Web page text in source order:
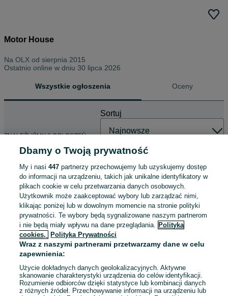
Motor House
Na OLX od sierpnia 2015
Ostatnio online w dniu 30 lipca 2026
Wszystkie ogłoszenia Oceny
ZNALEŹLIŚMY 0 OGŁOSZEŃ
Sortuj
Dbamy o Twoją prywatność
My i nasi447 partnerzy przechowujemy lub uzyskujemy dostęp
do informacji na urządzeniu, takich jak unikalne identyfikatory w
plikach cookie w celu przetwarzania danych osobowych.
Użytkownik może zaakceptować wybory lub zarządzać nimi,
klikając poniżej lub w dowolnym momencie na stronie polityki
prywatności. Te wybory będą sygnalizowane naszym partnerom
i nie będą miały wpływu na dane przeglądania. Polityka
cookies,
Polityka Prywatności
Wraz z naszymi partnerami przetwarzamy dane w celu
zapewnienia:
Użycie dokładnych danych geolokalizacyjnych. Aktywne
skanowanie charakterystyki urządzenia do celów identyfikacji.
Rozumienie odbiorców dzięki statystyce lub kombinacji danych
z różnych źródeł. Przechowywanie informacji na urządzeniu lub